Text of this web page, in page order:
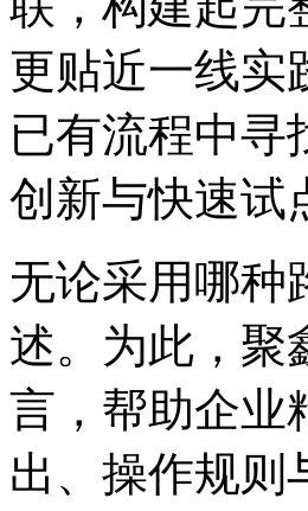
更贴近一线实践
已有流程中寻
创新与快速试
无论采用哪种
述。为此
言，帮助企
出、操作规